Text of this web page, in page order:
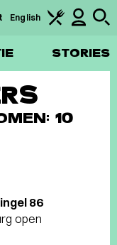
STORIES
English
10
86
open